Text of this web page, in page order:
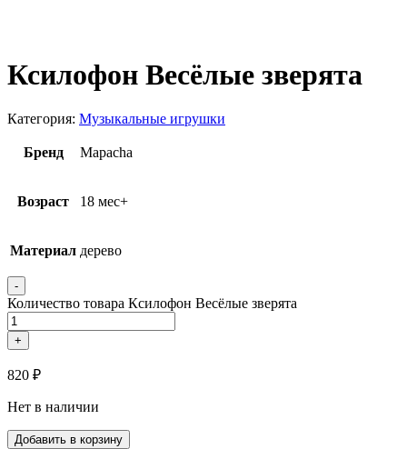
Ксилофон Весёлые зверята
Категория: Музыкальные игрушки
Бренд Mapacha
Возраст 18 мес+
Материал дерево
-
Количество товара Ксилофон Весёлые зверята
+
820 ₽
Нет в наличии
Добавить в корзину